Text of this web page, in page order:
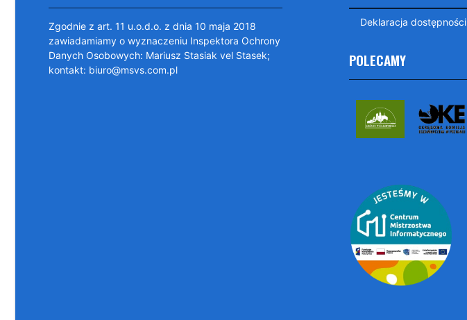
Zgodnie z art. 11 u.o.d.o. z dnia 10 maja 2018
zawiadamiamy o wyznaczeniu Inspektora Ochrony
Danych Osobowych: Mariusz Stasiak vel Stasek;
kontakt: biuro@msvs.com.pl
Deklaracja dostępności
POLECAMY